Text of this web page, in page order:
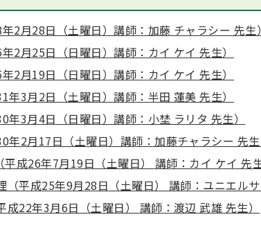
2月28日（土曜日）講師：加藤 チャラシー 先生）
2月25日（日曜日）講師：カイ ケイ 先生）
2月19日（日曜日）講師：カイ ケイ 先生）
年3月2日（土曜日）講師：半田 蓮美 先生）
年3月4日（日曜日）講師：小埜 ラリタ 先生）
年2月17日（土曜日）講師：加藤チャラシー 先生
成26年7月19日（土曜日） 講師：カイ ケイ 先生
（平成25年9月28日（土曜日） 講師：ユニエルサ
成22年3月6日（土曜日） 講師：渡辺 武雄 先生）